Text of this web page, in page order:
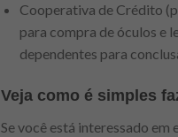
Cooperativa de Crédito
para compra de óculos e
dependentes para
Veja como é simples
Se você está interessado